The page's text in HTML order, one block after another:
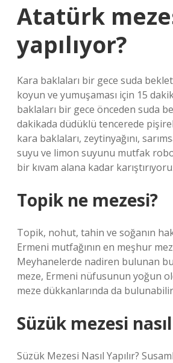
Atatürk
yapılıyor?
Kara baklaları bir gece suda
koyun ve yumuşaması için 15
baklaları bir gece önceden suda
dakikada düdüklü tencerede
kara baklaları, zeytinyağını,
suyu ve limon suyunu mutfak
bir kıvam alana kadar
Topik ne mezesi?
Topik, nohut, tahin ve soğanın
Ermeni mutfağının en meşhur
Meyhanelerde nadiren bulunan
meze, Ermeni nüfusunun yoğun
meze dükkanlarında da
Süzük mezesi
Süzük Mezesi Nasıl Yapılır?